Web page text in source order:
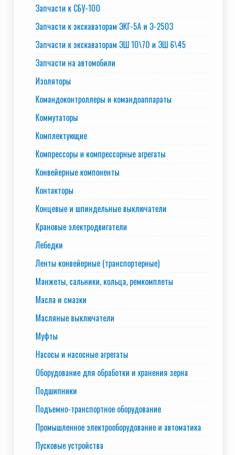
Запчасти к СБУ-100
Запчасти к экскаваторам ЭКГ-5А и Э-2503
Запчасти к экскаваторам ЭШ 10\70 и ЭШ 6\45
Запчасти на автомобили
Изоляторы
Командоконтроллеры и командоаппараты
Коммутаторы
Комплектующие
Компрессоры и компрессорные агрегаты
Конвейерные компоненты
Контакторы
Концевые и шпиндельные выключатели
Крановые электродвигатели
Лебедки
Ленты конвейерные (транспортерные)
Манжеты, сальники, кольца, ремкомплеты
Масла и смазки
Масляные выключатели
Муфты
Насосы и насосные агрегаты
Оборудование для обработки и хранения зерна
Подшипники
Подъемно-транспортное оборудование
Промышленное электрооборудование и автоматика
Пусковые устройства